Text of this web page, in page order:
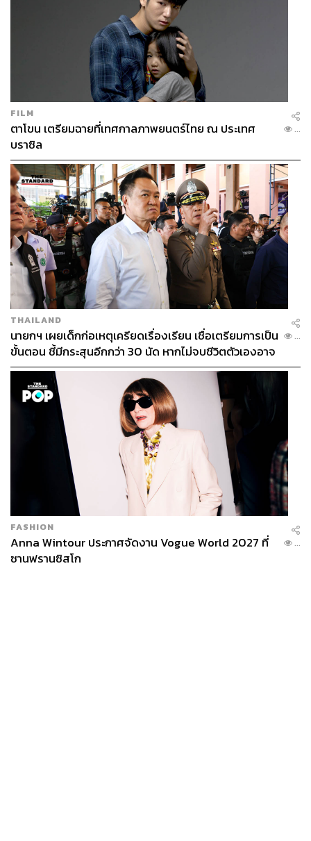
FILM
ตาโขน เตรียมฉายที่เทศกาลภาพยนตร์ไทย ณ ประเทศ
บราซิล
...
THAILAND
นายกฯ เผยเด็กก่อเหตุเครียดเรื่องเรียน เชื่อเตรียมการเป็น
ขั้นตอน ชี้มีกระสุนอีกกว่า 30 นัด หากไม่จบชีวิตตัวเองอาจ
สูญเสียเพิ่ม
...
FASHION
Anna Wintour ประกาศจัดงาน Vogue World 2027 ที่
ซานฟรานซิสโก
...